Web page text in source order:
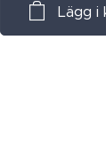
Lägg i